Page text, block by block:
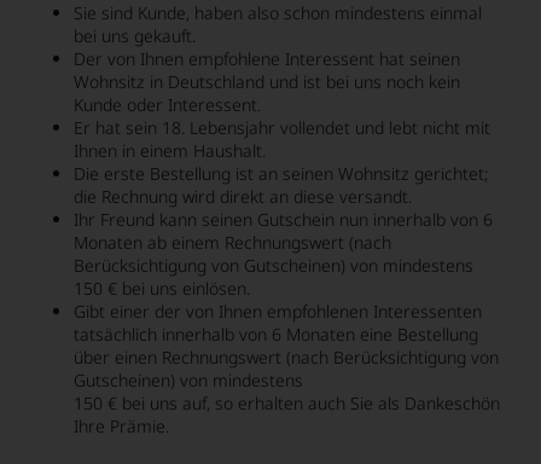
Sie sind Kunde, haben also schon mindestens einmal
bei uns gekauft.
Der von Ihnen empfohlene Interessent hat seinen
Wohnsitz in Deutschland und ist bei uns noch kein
Kunde oder Interessent.
Er hat sein 18. Lebensjahr vollendet und lebt nicht mit
Ihnen in einem Haushalt.
Die erste Bestellung ist an seinen Wohnsitz gerichtet;
die Rechnung wird direkt an diese versandt.
Ihr Freund kann seinen Gutschein nun innerhalb von 6
Monaten ab einem Rechnungswert (nach
Berücksichtigung von Gutscheinen) von mindestens
150 € bei uns einlösen.
Gibt einer der von Ihnen empfohlenen Interessenten
tatsächlich innerhalb von 6 Monaten eine Bestellung
über einen Rechnungswert (nach Berücksichtigung von
Gutscheinen) von mindestens
150 € bei uns auf, so erhalten auch Sie als Dankeschön
Ihre Prämie.